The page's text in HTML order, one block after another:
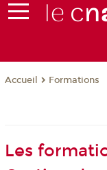
Accueil Formations
Les